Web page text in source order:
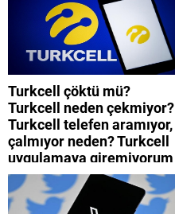
Turkcell çöktü mü?
Turkcell neden çekmiyor?
Turkcell telefen aramıyor,
çalmıyor neden? Turkcell
uygulamaya giremiyorum
neden? Turkcell internet
neden yavaş?